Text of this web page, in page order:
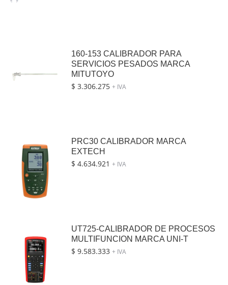
160-153 CALIBRADOR PARA
SERVICIOS PESADOS MARCA
MITUTOYO
$ 3.306.275 + IVA
PRC30 CALIBRADOR MARCA
EXTECH
$ 4.634.921 + IVA
UT725-CALIBRADOR DE PROCESOS
MULTIFUNCION MARCA UNI-T
$ 9.583.333 + IVA